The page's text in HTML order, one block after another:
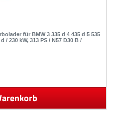
für BMW 3 335 d 4 435 d 5 535
/ 230 kW, 313 PS / N57 D30 B /